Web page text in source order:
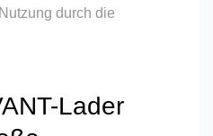
durch die
Lader